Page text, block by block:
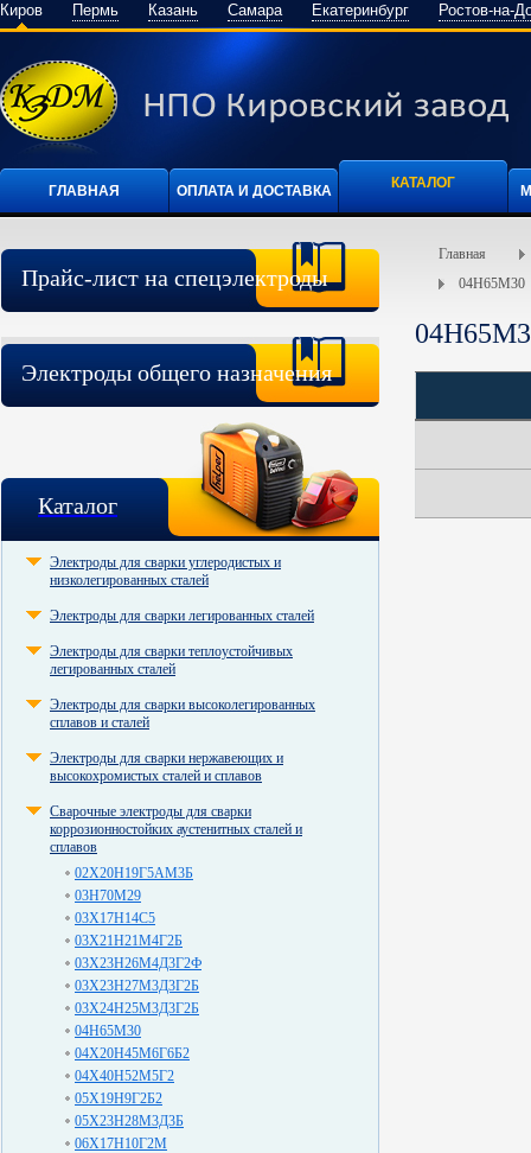
Киров Пермь Казань Самара Екатеринбург Ростов-на-
ГЛАВНАЯ ОПЛАТА И ДОСТАВКА КАТАЛОГ
Прайс-лист на спецэлектроды
Электроды общего назначения
Каталог
Электроды для сварки углеродистых и
низколегированных сталей
Электроды для сварки легированных сталей
Электроды для сварки теплоустойчивых
легированных сталей
Электроды для сварки высоколегированных
сплавов и сталей
Электроды для сварки нержавеющих и
высокохромистых сталей и сплавов
Сварочные электроды для сварки
коррозионностойких аустенитных сталей и
сплавов
02Х20Н19Г5АМ3Б
03Н70М29
03Х17Н14С5
03Х21Н21М4Г2Б
03Х23Н26М4Д3Г2Ф
03Х23Н27М3Д3Г2Б
03Х24Н25М3Д3Г2Б
04Н65М30
04Х20Н45М6Г6Б2
04Х40Н52М5Г2
05Х19Н9Г2Б2
05Х23Н28М3Д3Б
06Х17Н10Г2М
Главная
04Н65М30